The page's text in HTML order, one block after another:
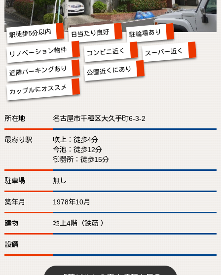
駅徒歩5分以内 日当たり良好 駐輪場あり
リノベーション物件 コンビニ近く スーパー近く
近隣パーキングあり 公園近くにあり
カップルにオススメ
所在地 名古屋市千種区大久手町6-3-2
最寄り駅
吹上：徒歩4分
今池：徒歩12分
御器所：徒歩15分
駐車場 無し
築年月 1978年10月
建物 地上4階（鉄筋 ）
設備